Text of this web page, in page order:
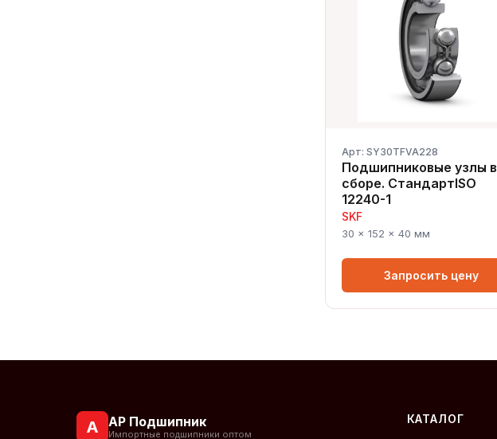
Арт: SY30TFVA228
Подшипниковые узлы в
сборе. СтандартISO
12240-1
SKF
30 × 152 × 40 мм
Запросить цену
А АР Подшипник
Импортные подшипники оптом
КАТАЛОГ